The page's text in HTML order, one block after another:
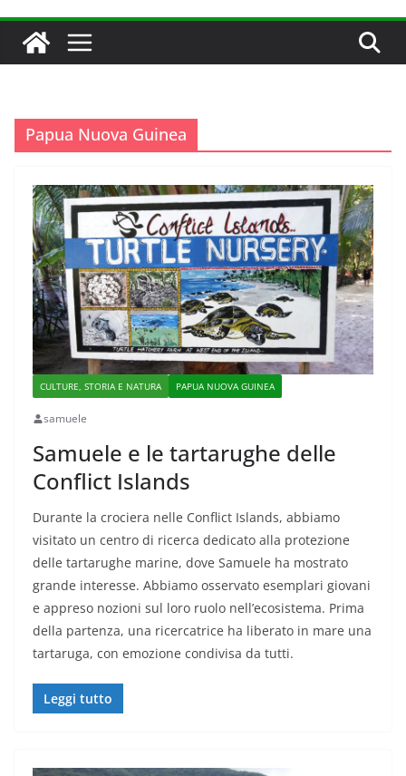
Papua Nuova Guinea
CULTURE, STORIA E NATURA PAPUA NUOVA GUINEA
samuele
Samuele e le tartarughe delle
Conflict Islands
Durante la crociera nelle Conflict Islands, abbiamo
visitato un centro di ricerca dedicato alla protezione
delle tartarughe marine, dove Samuele ha mostrato
grande interesse. Abbiamo osservato esemplari giovani
e appreso nozioni sul loro ruolo nell’ecosistema. Prima
della partenza, una ricercatrice ha liberato in mare una
tartaruga, con emozione condivisa da tutti.
Leggi tutto